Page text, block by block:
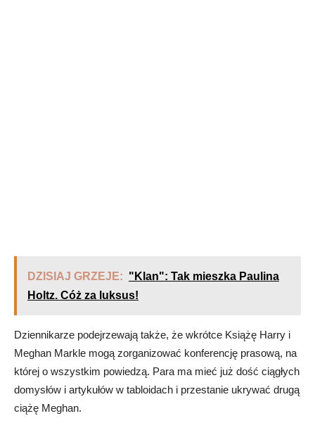
DZISIAJ GRZEJE: "Klan": Tak mieszka Paulina
Holtz. Cóż za luksus!
Dziennikarze podejrzewają także, że wkrótce Książę Harry i
Meghan Markle mogą zorganizować konferencję prasową, na
której o wszystkim powiedzą. Para ma mieć już dość ciągłych
domysłów i artykułów w tabloidach i przestanie ukrywać drugą
ciążę Meghan.